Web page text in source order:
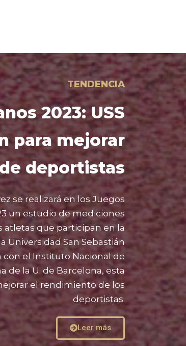
TENDENCIA
2023: USS
para mejorar
deportistas
se realizará en los Juegos
un estudio de mediciones
atletas que participan en la
Universidad San Sebastián
con el Instituto Nacional de
de la U. de Barcelona, esta
el rendimiento de los
deportistas.
Leer más